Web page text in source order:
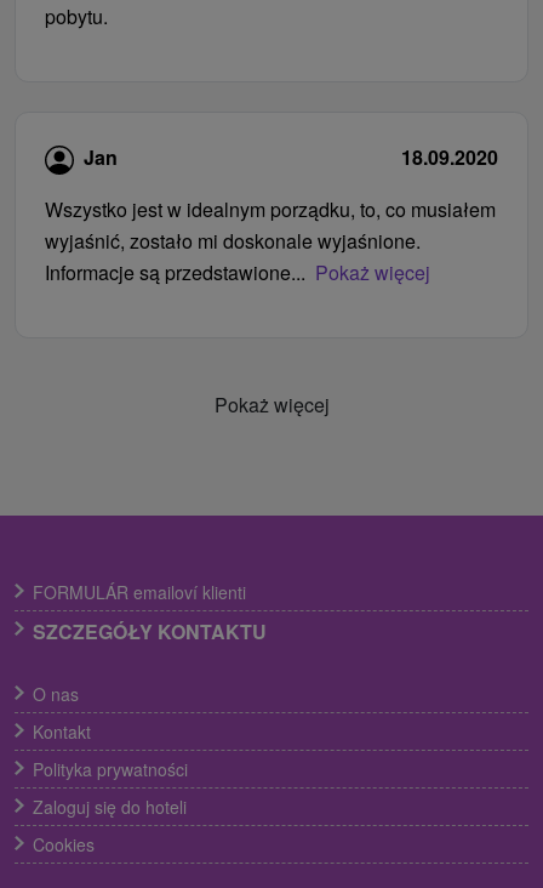
pobytu.
Jan
18.09.2020
Wszystko jest w idealnym porządku, to, co musiałem
wyjaśnić, zostało mi doskonale wyjaśnione.
Informacje są przedstawione... Pokaż więcej
Pokaż więcej
FORMULÁR emailoví klienti
SZCZEGÓŁY KONTAKTU
O nas
Kontakt
Polityka prywatności
Zaloguj się do hoteli
Cookies